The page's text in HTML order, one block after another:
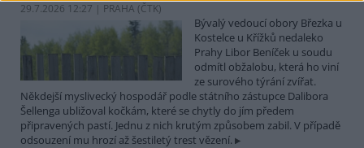
29.7.2026 12:27 | PRAHA (ČTK)
Bývalý vedoucí obory Březka u
Kostelce u Křížků nedaleko
Prahy Libor Beníček u soudu
odmítl obžalobu, která ho viní
ze surového týrání zvířat.
Někdejší myslivecký hospodář podle státního zástupce Dalibora
Šellenga ubližoval kočkám, které se chytly do jím předem
připravených pastí. Jednu z nich krutým způsobem zabil. V případě
odsouzení mu hrozí až šestiletý trest vězení.